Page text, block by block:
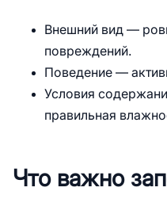
Внешний вид —
повреждений.
Поведение —
Условия
правильная
Что важно